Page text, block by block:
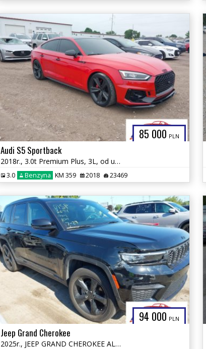
85 000 PLN
Audi S5 Sportback
2018r., 3.0t Premium Plus, 3L, od ubezpieczalni
3.0 Benzyna KM 359 2018 23469
94 000 PLN
Jeep Grand Cherokee
2025r., JEEP GRAND CHEROKEE ALTITUDE X 4X4, 3.6L, od ubezpieczalni